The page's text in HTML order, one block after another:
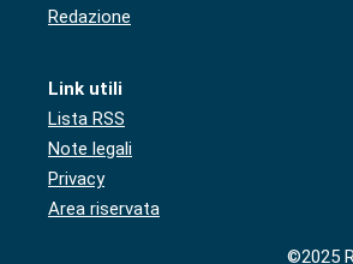
Redazione
Link utili
Lista RSS
Note legali
Privacy
Area riservata
©2025